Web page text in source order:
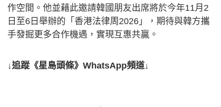
作空間。他並藉此邀請韓國朋友出席將於今年11月2
日至6日舉辦的「香港法律周2026」，期待與韓方攜
手發掘更多合作機遇，實現互惠共贏。
↓追蹤《星島頭條》WhatsApp頻道↓